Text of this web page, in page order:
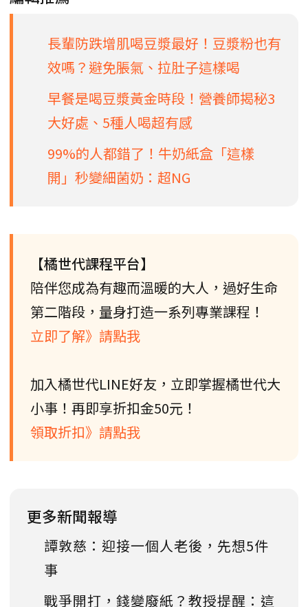
長輩防跌增肌喝豆漿最好！豆漿粉也有
效嗎？避免脹氣、拉肚子這樣喝
早餐是喝豆漿黃金時段！營養師揭秘3
大好處、5種人喝超有感
99%的人都錯了！牛奶紙盒「這樣
開」秒變細菌奶：超NG
【橘世代課程平台】
陪伴您成為有趣而溫暖的大人，過好生命
第二階段，量身打造一系列專業課程！
立即了解》請點我
加入橘世代LINE好友，立即掌握橘世代大
小事！再即享折扣金50元！
領取折扣》請點我
更多新聞報導
譚敦慈：迎接一個人老後，先想5件
事
戰爭開打，錢變廢紙？教授提醒：這